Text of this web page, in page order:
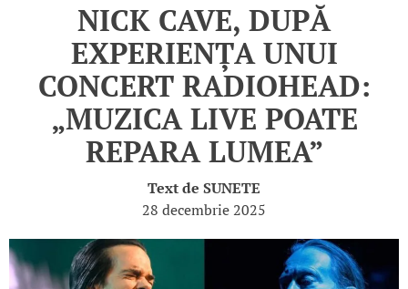
NICK CAVE, DUPĂ
EXPERIENȚA UNUI
CONCERT RADIOHEAD:
„MUZICA LIVE POATE
REPARA LUMEA”
Text de SUNETE
28 decembrie 2025